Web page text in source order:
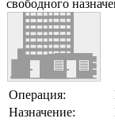
свободного
Операция:
Назначение: